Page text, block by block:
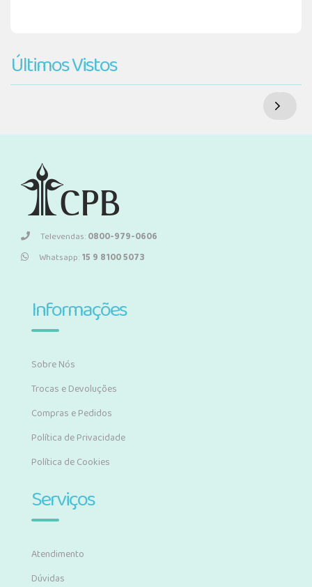
Últimos Vistos
Televendas:0800-979-0606
Whatsapp:15 9 8100 5073
Informações
Sobre Nós
Trocas e Devoluções
Compras e Pedidos
Política de Privacidade
Política de Cookies
Serviços
Atendimento
Dúvidas